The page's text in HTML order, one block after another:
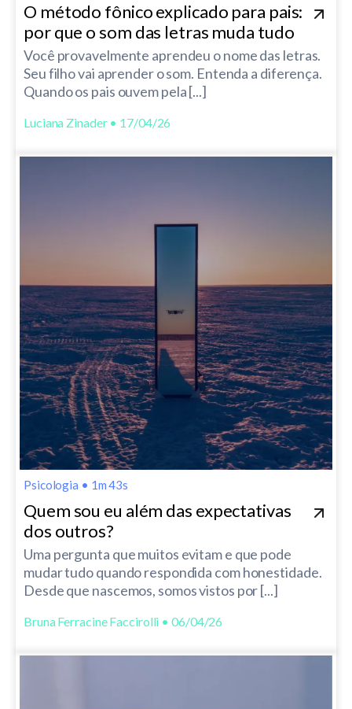
O método fônico explicado para pais:
por que o som das letras muda tudo
Você provavelmente aprendeu o nome das letras.
Seu filho vai aprender o som. Entenda a diferença.
Quando os pais ouvem pela [...]
Luciana Zinader • 17/04/26
Psicologia • 1m 43s
Quem sou eu além das expectativas
dos outros?
Uma pergunta que muitos evitam e que pode
mudar tudo quando respondida com honestidade.
Desde que nascemos, somos vistos por [...]
Bruna Ferracine Faccirolli • 06/04/26